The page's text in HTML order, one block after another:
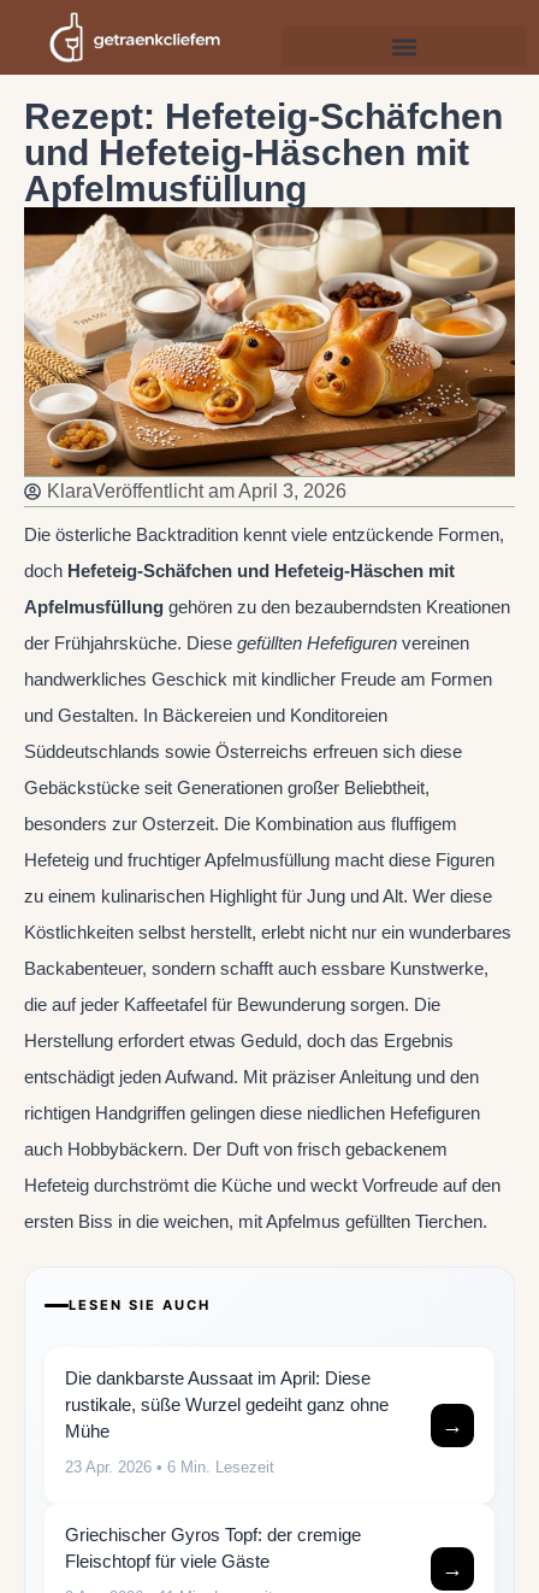
Rezept: Hefeteig-Schäfchen
und Hefeteig-Häschen mit
Apfelmusfüllung
KlaraVeröffentlicht amApril 3, 2026
Die österliche Backtradition kennt viele entzückende Formen,
doch Hefeteig-Schäfchen und Hefeteig-Häschen mit
Apfelmusfüllung gehören zu den bezauberndsten Kreationen
der Frühjahrsküche. Diese gefüllten Hefefiguren vereinen
handwerkliches Geschick mit kindlicher Freude am Formen
und Gestalten. In Bäckereien und Konditoreien
Süddeutschlands sowie Österreichs erfreuen sich diese
Gebäckstücke seit Generationen großer Beliebtheit,
besonders zur Osterzeit. Die Kombination aus fluffigem
Hefeteig und fruchtiger Apfelmusfüllung macht diese Figuren
zu einem kulinarischen Highlight für Jung und Alt. Wer diese
Köstlichkeiten selbst herstellt, erlebt nicht nur ein wunderbares
Backabenteuer, sondern schafft auch essbare Kunstwerke,
die auf jeder Kaffeetafel für Bewunderung sorgen. Die
Herstellung erfordert etwas Geduld, doch das Ergebnis
entschädigt jeden Aufwand. Mit präziser Anleitung und den
richtigen Handgriffen gelingen diese niedlichen Hefefiguren
auch Hobbybäckern. Der Duft von frisch gebackenem
Hefeteig durchströmt die Küche und weckt Vorfreude auf den
ersten Biss in die weichen, mit Apfelmus gefüllten Tierchen.
LESEN SIE AUCH
Die dankbarste Aussaat im April: Diese
rustikale, süße Wurzel gedeiht ganz ohne
Mühe
23 Apr. 2026 • 6 Min. Lesezeit
→
Griechischer Gyros Topf: der cremige
Fleischtopf für viele Gäste
→